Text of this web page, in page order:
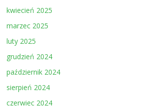
kwiecień 2025
marzec 2025
luty 2025
grudzień 2024
październik 2024
sierpień 2024
czerwiec 2024